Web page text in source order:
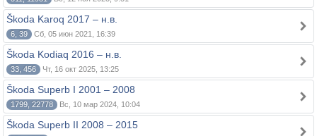
Škoda Karoq 2017 – н.в.
6, 39 Сб, 05 июн 2021, 16:39
Škoda Kodiaq 2016 – н.в.
33, 456 Чт, 16 окт 2025, 13:25
Škoda Superb I 2001 – 2008
1799, 22778 Вс, 10 мар 2024, 10:04
Škoda Superb II 2008 – 2015